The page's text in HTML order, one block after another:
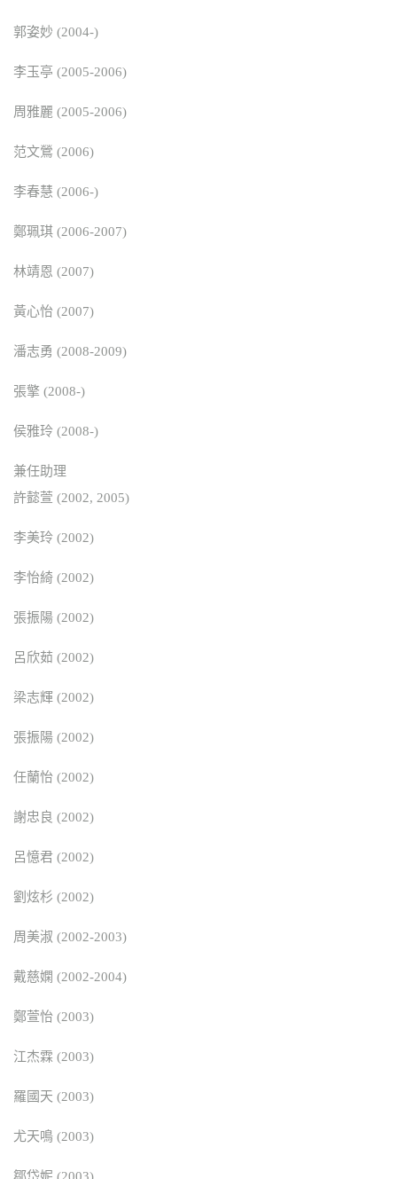
郭姿妙 (2004-)
李玉亭 (2005-2006)
周雅麗 (2005-2006)
范文鶯 (2006)
李春慧 (2006-)
鄭珮琪 (2006-2007)
林靖恩 (2007)
黃心怡 (2007)
潘志勇 (2008-2009)
張擎 (2008-)
侯雅玲 (2008-)
兼任助理
許懿萱 (2002, 2005)
李美玲 (2002)
李怡綺 (2002)
張振陽 (2002)
呂欣茹 (2002)
梁志輝 (2002)
張振陽 (2002)
任蘭怡 (2002)
謝忠良 (2002)
呂憶君 (2002)
劉炫杉 (2002)
周美淑 (2002-2003)
戴慈嫻 (2002-2004)
鄭萱怡 (2003)
江杰霖 (2003)
羅國天 (2003)
尤天鳴 (2003)